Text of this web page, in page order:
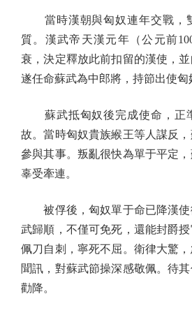
當時漢朝與匈奴連年交戰，
質。漢武帝天漢元年（公元前
衰，決定釋放此前扣留的漢使，
遂任命蘇武為中郎將，持節出使匈
蘇武抵匈奴後完成使命，正
故。當時匈奴貴族緱王等人謀反
參與其事。叛亂很快為單于平定
辜受牽連。
被俘後，匈奴單于命已降漢使
武歸順，不僅可免死，還能封爵
佩刀自刺，寧死不屈。衛律大驚
聞訊，對蘇武節操深感敬佩。待
勸降。